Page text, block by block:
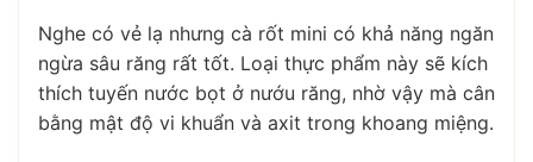
Nghe có vẻ lạ nhưng cà rốt mini có khả năng ngăn
ngừa sâu răng rất tốt. Loại thực phẩm này sẽ kích
thích tuyến nước bọt ở nướu răng, nhờ vậy mà cân
bằng mật độ vi khuẩn và axit trong khoang miệng.